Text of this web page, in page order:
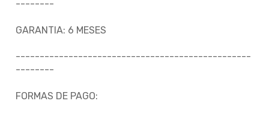
--------
GARANTIA: 6 MESES
-------------------------------------------------
--------
FORMAS DE PAGO: